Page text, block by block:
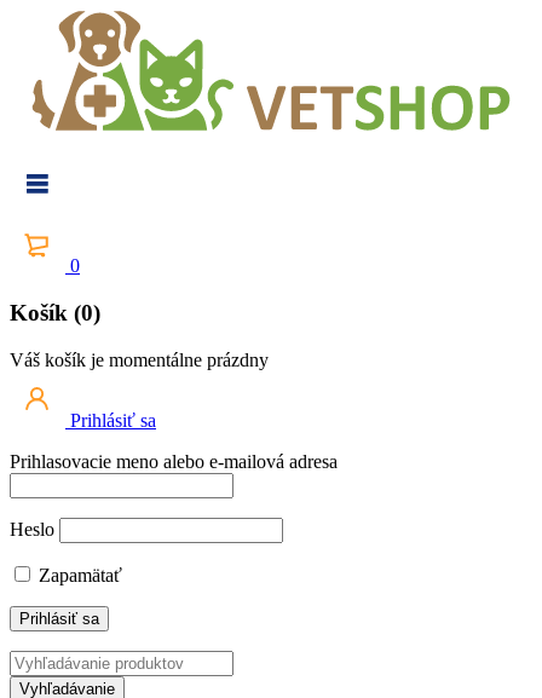
0
Košík (0)
Váš košík je momentálne prázdny
Prihlásiť sa
Prihlasovacie meno alebo e-mailová adresa
Heslo
Zapamätať